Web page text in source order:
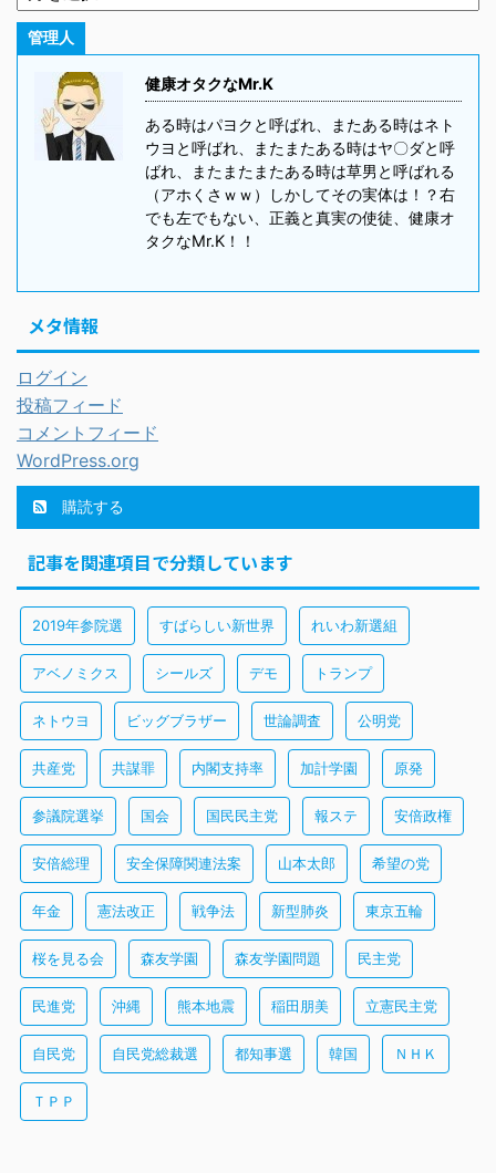
管理人
健康オタクなMr.K
ある時はパヨクと呼ばれ、またある時はネト
ウヨと呼ばれ、またまたある時はヤ〇ダと呼
ばれ、またまたまたある時は草男と呼ばれる
（アホくさｗｗ）しかしてその実体は！？右
でも左でもない、正義と真実の使徒、健康オ
タクなMr.K！！
メタ情報
ログイン
投稿フィード
コメントフィード
WordPress.org
購読する
記事を関連項目で分類しています
2019年参院選 すばらしい新世界 れいわ新選組
アベノミクス シールズ デモ トランプ
ネトウヨ ビッグブラザー 世論調査 公明党
共産党 共謀罪 内閣支持率 加計学園 原発
参議院選挙 国会 国民民主党 報ステ 安倍政権
安倍総理 安全保障関連法案 山本太郎 希望の党
年金 憲法改正 戦争法 新型肺炎 東京五輪
桜を見る会 森友学園 森友学園問題 民主党
民進党 沖縄 熊本地震 稲田朋美 立憲民主党
自民党 自民党総裁選 都知事選 韓国 ＮＨＫ
ＴＰＰ